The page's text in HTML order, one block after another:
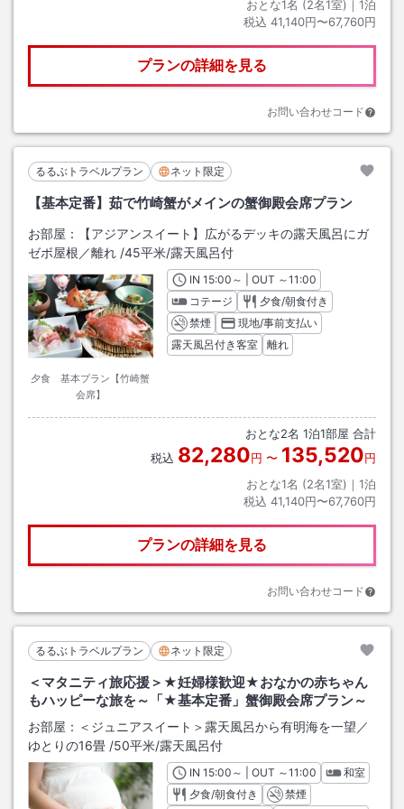
おとな1名 (2名1室)｜ 1泊
税込 41,140円〜67,760円
プランの詳細を見る
お問い合わせコード
るるぶトラベルプラン ネット限定
【基本定番】茹で竹崎蟹がメインの蟹御殿会席プラン
お部屋：
【アジアンスイート】広がるデッキの露天風呂にガ
ゼボ屋根／離れ /45平米/露天風呂付
夕食 基本プラン【竹崎蟹
会席】
INチェックイン
15:00 ～ | OUT チェックアウト
～11:00
コテージ
夕食/朝食付き
禁煙
現地/事前支払い
露天風呂付き客室
離れ
おとな2名 1泊1部屋 合計
税込 82,280円 〜 135,520円
おとな1名 (2名1室)｜ 1泊
税込 41,140円〜67,760円
プランの詳細を見る
お問い合わせコード
るるぶトラベルプラン ネット限定
＜マタニティ旅応援＞★妊婦様歓迎★おなかの赤ちゃん
もハッピーな旅を～「★基本定番」蟹御殿会席プラン～
お部屋： ＜ジュニアスイート＞露天風呂から有明海を一望／
ゆとりの16畳 /50平米/露天風呂付
INチェックイン
15:00 ～ | OUT チェックアウト
～11:00
和室
夕食/朝食付き
禁煙